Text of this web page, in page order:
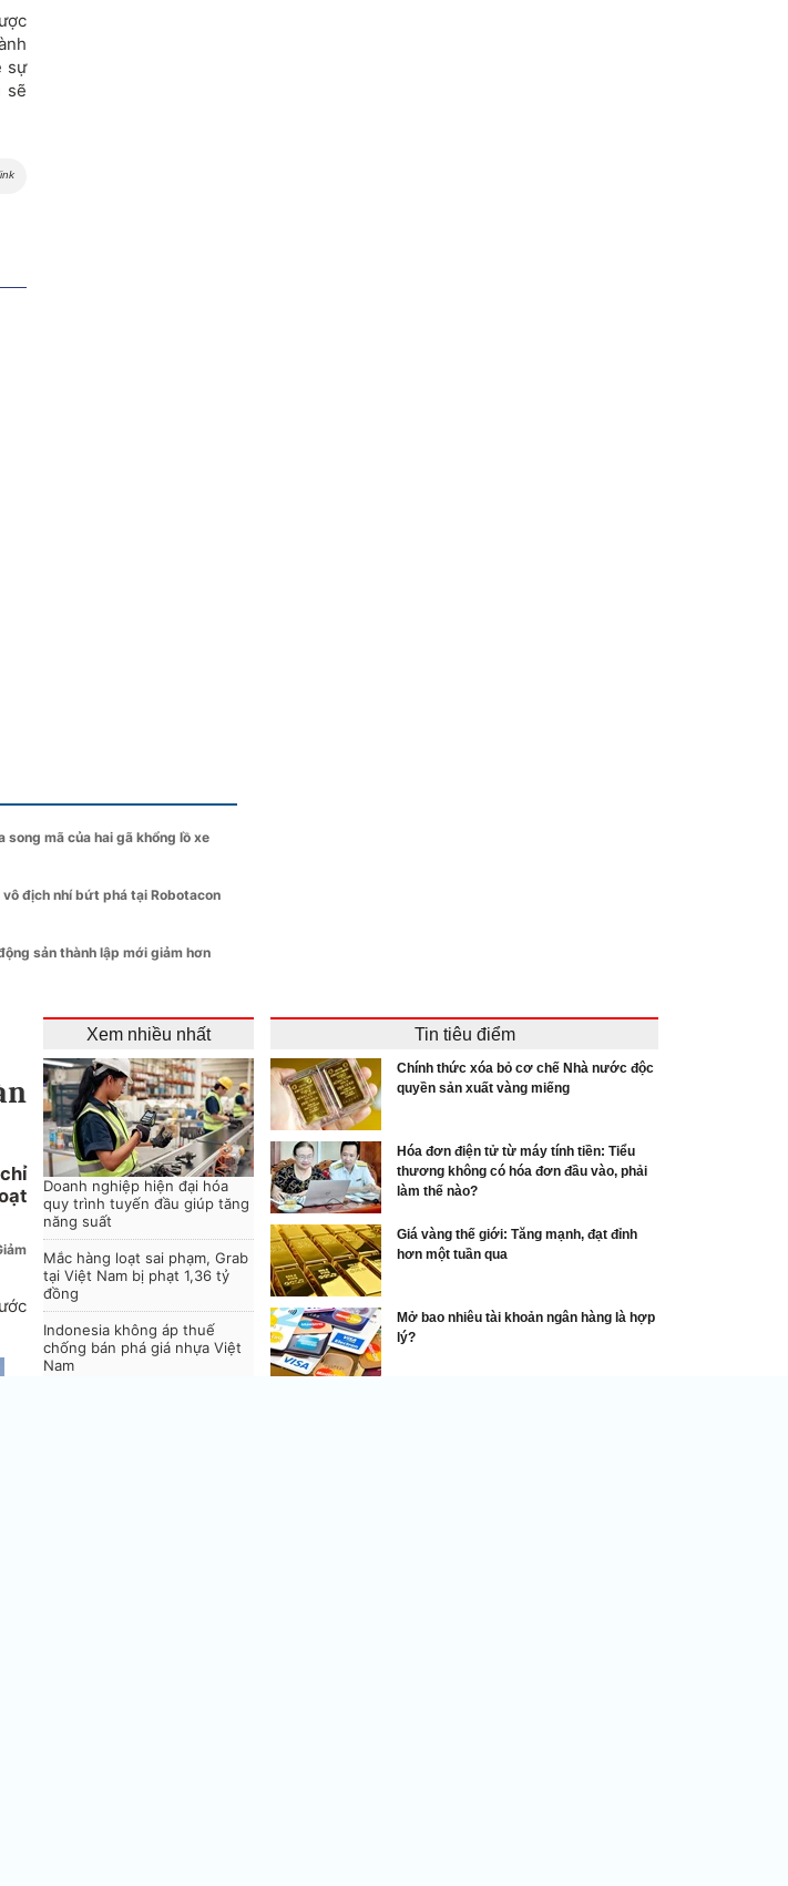
sự
sẽ
song mã của hai gã khổng lồ xe
địch nhí bứt phá tại Robotacon
sản thành lập mới giảm hơn
Xem nhiều nhất
Doanh nghiệp hiện đại hóa
quy trình tuyến đầu giúp tăng
năng suất
Mắc hàng loạt sai phạm, Grab
tại Việt Nam bị phạt 1,36 tỷ
đồng
Indonesia không áp thuế
chống bán phá giá nhựa Việt
Nam
Tin tiêu điểm
Chính thức xóa bỏ cơ chế Nhà nước độc
quyền sản xuất vàng miếng
Hóa đơn điện tử từ máy tính tiền: Tiểu
thương không có hóa đơn đầu vào, phải
làm thế nào?
Giá vàng thế giới: Tăng mạnh, đạt đỉnh
hơn một tuần qua
Mở bao nhiêu tài khoản ngân hàng là hợp
lý?